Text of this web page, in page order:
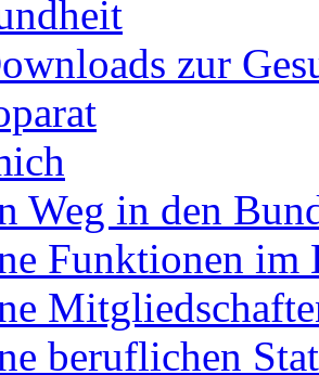
zur
Weg in den
Funktionen im
beruflichen